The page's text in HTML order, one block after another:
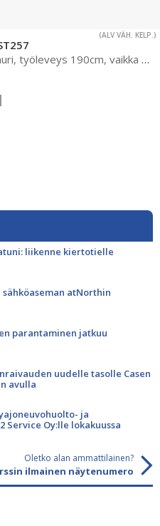
(ALV VÄH. KELP.)
190cm, vaikka koeruutupuimuriksi, katso video!
liikenne kiertotielle
atNorthin
parantaminen jatkuu
uudelle tasolle Casen
avulla
ja
Service Oy:lle lokakuussa
Oletko alan ammattilainen?
ilmainen näytenumero